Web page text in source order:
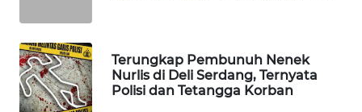
Terungkap Pembunuh Nenek
Nurlis di Deli Serdang, Ternyata
Polisi dan Tetangga Korban
WAHANA
OTOMOTIF
WAHANA
HEALTH